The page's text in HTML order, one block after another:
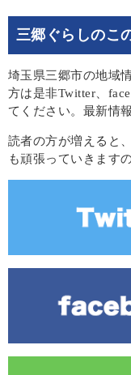
三郷ぐらしのこ
埼玉県三郷市の地域
方は是非Twitter、
てください。最新情
読者の方が増えると
も頑張っていきます